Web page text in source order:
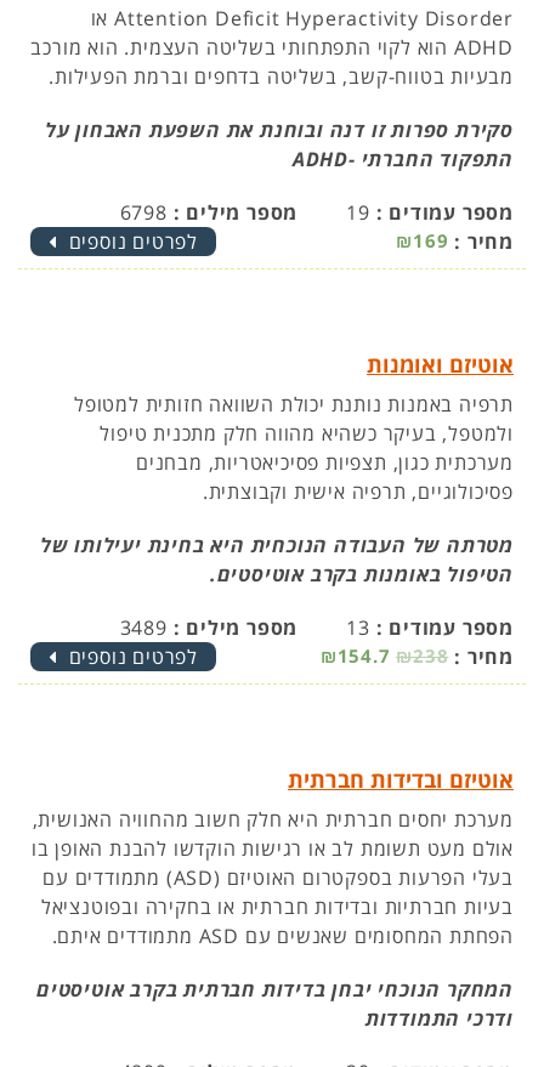
Attention Deficit Hyperactivity Disorder או
ADHD הוא לקוי התפתחותי בשליטה העצמית. הוא מורכב
מבעיות בטווח-קשב, בשליטה בדחפים וברמת הפעילות.
סקירת ספרות זו דנה ובוחנת את השפעת האבחון על
התפקוד החברתי -ADHD
מספר עמודים : 19 מספר מילים : 6798
מחיר : ₪169 לפרטים נוספים
אוטיזם ואומנות
תרפיה באמנות נותנת יכולת השוואה חזותית למטופל
ולמטפל, בעיקר כשהיא מהווה חלק מתכנית טיפול
מערכתית כגון, תצפיות פסיכיאטריות, מבחנים
פסיכולוגיים, תרפיה אישית וקבוצתית.
מטרתה של העבודה הנוכחית היא בחינת יעילותו של
הטיפול באומנות בקרב אוטיסטים.
מספר עמודים : 13 מספר מילים : 3489
מחיר : ₪238
₪154.7 לפרטים נוספים
אוטיזם ובדידות חברתית
מערכת יחסים חברתית היא חלק חשוב מהחוויה האנושית,
אולם מעט תשומת לב או רגישות הוקדשו להבנת האופן בו
בעלי הפרעות בספקטרום האוטיזם (ASD) מתמודדים עם
בעיות חברתיות ובדידות חברתית או בחקירה ובפוטנציאל
הפחתת המחסומים שאנשים עם ASD מתמודדים איתם.
המחקר הנוכחי יבחן בדידות חברתית בקרב אוטיסטים
ודרכי התמודדות